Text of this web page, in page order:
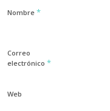
Nombre *
Correo
electrónico *
Web